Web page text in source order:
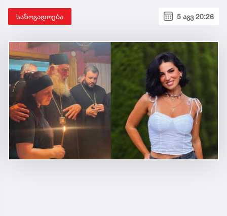
საზოგადოება 5 აგვ 20:26